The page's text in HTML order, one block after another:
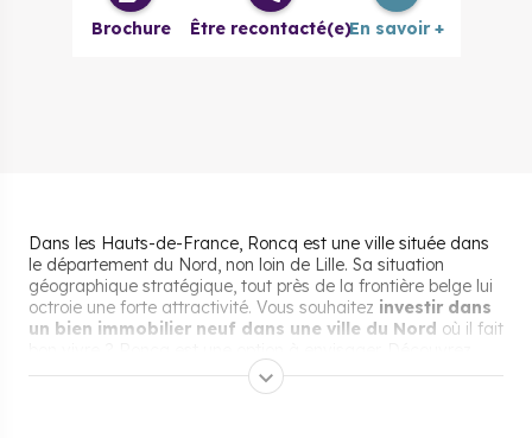
Brochure Être recontacté(e)En savoir +
Dans les Hauts-de-France, Roncq est une ville située dans
le département du Nord, non loin de Lille. Sa situation
géographique stratégique, tout près de la frontière belge lui
octroie une forte attractivité. Vous souhaitez investir dans
un bien immobilier neuf dans une ville du Nord où il fait
sans plus attendre les multiples atouts de la ville. Nos
experts vous invitent également à consulter nos offres